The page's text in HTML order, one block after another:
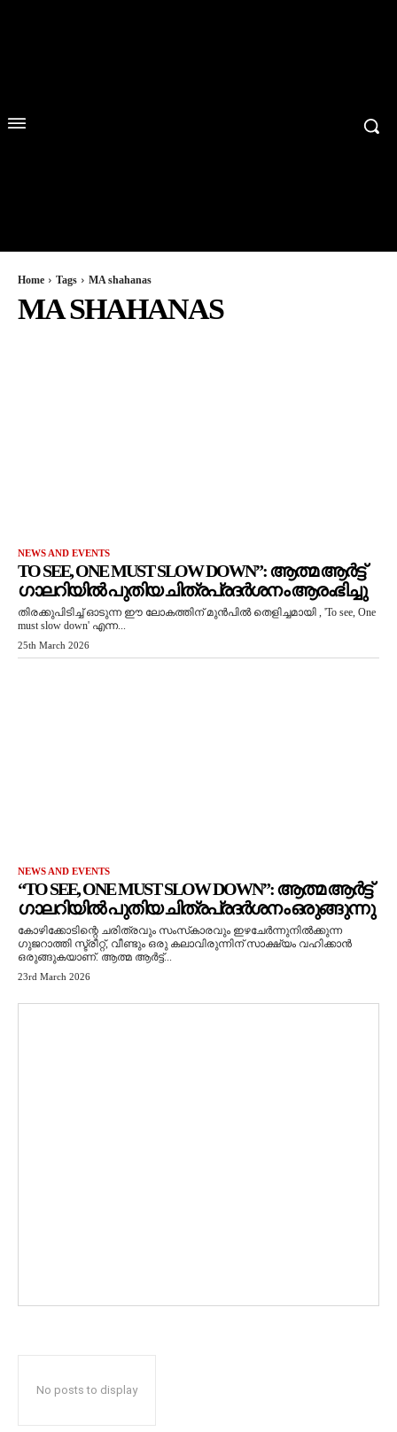
Home Tags MA shahanas
MA SHAHANAS
NEWS AND EVENTS
TO SEE, ONE MUST SLOW DOWN”: ആത്മ ആർട്ട്
ഗാലറിയിൽ പുതിയ ചിത്രപ്രദർശനം ആരംഭിച്ചു
തിരക്കുപിടിച്ച് ഓടുന്ന ഈ ലോകത്തിന് മുൻപിൽ തെളിച്ചമായി , 'To see, One
must slow down' എന്ന...
25th March 2026
NEWS AND EVENTS
“TO SEE, ONE MUST SLOW DOWN”: ആത്മ ആർട്ട്
ഗാലറിയിൽ പുതിയ ചിത്രപ്രദർശനം ഒരുങ്ങുന്നു
കോഴിക്കോടിന്റെ ചരിത്രവും സംസ്‌കാരവും ഇഴചേർന്നുനിൽക്കുന്ന
ഗുജറാത്തി സ്ട്രീറ്റ്, വീണ്ടും ഒരു കലാവിരുന്നിന് സാക്ഷ്യം വഹിക്കാൻ
ഒരുങ്ങുകയാണ്. ആത്മ ആർട്ട്...
23rd March 2026
No posts to display